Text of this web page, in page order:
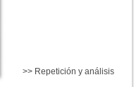
>> Repetición y análisis